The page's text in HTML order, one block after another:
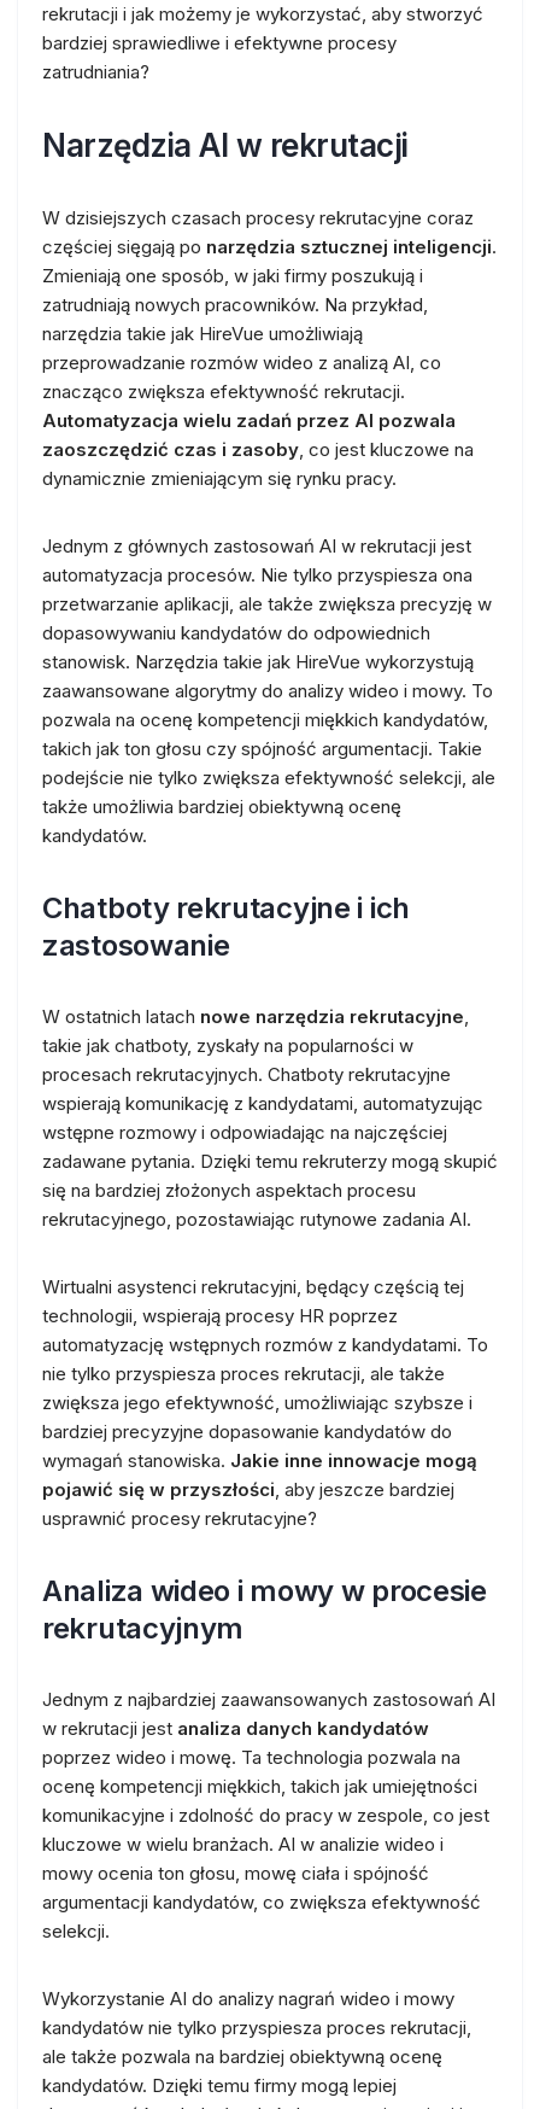
rekrutacji i jak możemy je wykorzystać, aby stworzyć
bardziej sprawiedliwe i efektywne procesy
zatrudniania?
Narzędzia AI w rekrutacji
W dzisiejszych czasach procesy rekrutacyjne coraz
częściej sięgają po narzędzia sztucznej inteligencji.
Zmieniają one sposób, w jaki firmy poszukują i
zatrudniają nowych pracowników. Na przykład,
narzędzia takie jak HireVue umożliwiają
przeprowadzanie rozmów wideo z analizą AI, co
znacząco zwiększa efektywność rekrutacji.
Automatyzacja wielu zadań przez AI pozwala
zaoszczędzić czas i zasoby, co jest kluczowe na
dynamicznie zmieniającym się rynku pracy.
Jednym z głównych zastosowań AI w rekrutacji jest
automatyzacja procesów. Nie tylko przyspiesza ona
przetwarzanie aplikacji, ale także zwiększa precyzję w
dopasowywaniu kandydatów do odpowiednich
stanowisk. Narzędzia takie jak HireVue wykorzystują
zaawansowane algorytmy do analizy wideo i mowy. To
pozwala na ocenę kompetencji miękkich kandydatów,
takich jak ton głosu czy spójność argumentacji. Takie
podejście nie tylko zwiększa efektywność selekcji, ale
także umożliwia bardziej obiektywną ocenę
kandydatów.
Chatboty rekrutacyjne i ich
zastosowanie
W ostatnich latach nowe narzędzia rekrutacyjne,
takie jak chatboty, zyskały na popularności w
procesach rekrutacyjnych. Chatboty rekrutacyjne
wspierają komunikację z kandydatami, automatyzując
wstępne rozmowy i odpowiadając na najczęściej
zadawane pytania. Dzięki temu rekruterzy mogą skupić
się na bardziej złożonych aspektach procesu
rekrutacyjnego, pozostawiając rutynowe zadania AI.
Wirtualni asystenci rekrutacyjni, będący częścią tej
technologii, wspierają procesy HR poprzez
automatyzację wstępnych rozmów z kandydatami. To
nie tylko przyspiesza proces rekrutacji, ale także
zwiększa jego efektywność, umożliwiając szybsze i
bardziej precyzyjne dopasowanie kandydatów do
wymagań stanowiska. Jakie inne innowacje mogą
pojawić się w przyszłości, aby jeszcze bardziej
usprawnić procesy rekrutacyjne?
Analiza wideo i mowy w procesie
rekrutacyjnym
Jednym z najbardziej zaawansowanych zastosowań AI
w rekrutacji jest analiza danych kandydatów
poprzez wideo i mowę. Ta technologia pozwala na
ocenę kompetencji miękkich, takich jak umiejętności
komunikacyjne i zdolność do pracy w zespole, co jest
kluczowe w wielu branżach. AI w analizie wideo i
mowy ocenia ton głosu, mowę ciała i spójność
argumentacji kandydatów, co zwiększa efektywność
selekcji.
Wykorzystanie AI do analizy nagrań wideo i mowy
kandydatów nie tylko przyspiesza proces rekrutacji,
ale także pozwala na bardziej obiektywną ocenę
kandydatów. Dzięki temu firmy mogą lepiej